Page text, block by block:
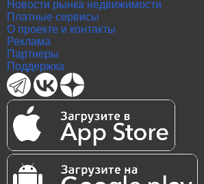
Новости рынка недвижимости
Платные сервисы
О проекте и контакты
Реклама
Партнеры
Поддержка